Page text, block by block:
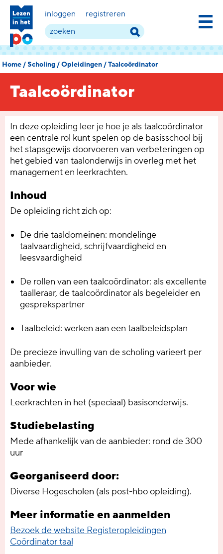
inloggen registreren
Home/Scholing/Opleidingen/Taalcoördinator
Taalcoördinator
In deze opleiding leer je hoe je als taalcoördinator
een centrale rol kunt spelen op de basisschool bij
het stapsgewijs doorvoeren van verbeteringen op
het gebied van taalonderwijs in overleg met het
management en leerkrachten.
Inhoud
De opleiding richt zich op:
De drie taaldomeinen: mondelinge
taalvaardigheid, schrijfvaardigheid en
leesvaardigheid
De rollen van een taalcoördinator: als excellente
taalleraar, de taalcoördinator als begeleider en
gesprekspartner
Taalbeleid: werken aan een taalbeleidsplan
De precieze invulling van de scholing varieert per
aanbieder.
Voor wie
Leerkrachten in het (speciaal) basisonderwijs.
Studiebelasting
Mede afhankelijk van de aanbieder: rond de 300
uur
Georganiseerd door:
Diverse Hogescholen (als post-hbo opleiding).
Meer informatie en aanmelden
Bezoek de website Registeropleidingen
Coördinator taal